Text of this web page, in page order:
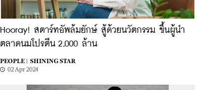
Hooray! สตาร์ทอัพล้มยักษ์ สู้ด้วยนวัตกรรม ขึ้นผู้นำ
ตลาดนมโปรตีน 2,000 ล้าน
PEOPLE |
SHINING STAR
02 Apr 2024